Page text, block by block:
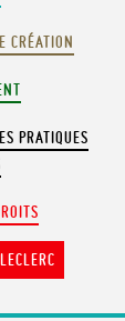
CRÉATION
PRATIQUES